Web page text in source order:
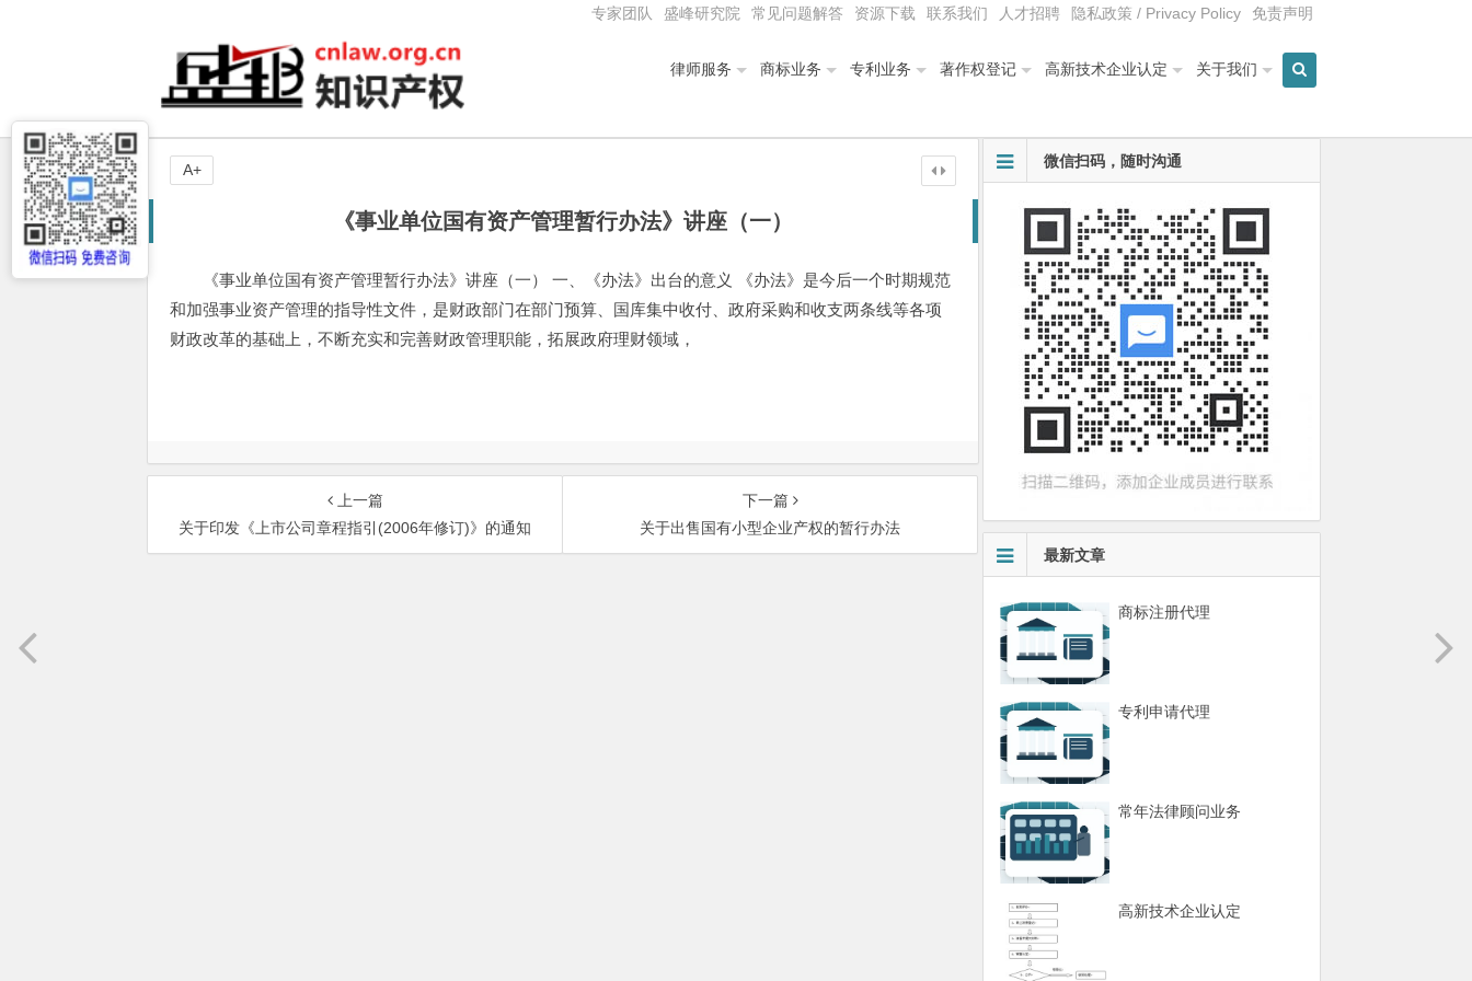
专家团队 盛峰研究院 常见问题解答 资源下载 联系我们 人才招聘 隐私政策 / Privacy Policy 免责声明
律师服务 商标业务 专利业务 著作权登记 高新技术企业认定 关于我们
《事业单位国有资产管理暂行办法》讲座（一）
《事业单位国有资产管理暂行办法》讲座（一） 一、《办法》出台的意义 《办法》是今后一个时期规范
和加强事业资产管理的指导性文件，是财政部门在部门预算、国库集中收付、政府采购和收支两条线等各项
财政改革的基础上，不断充实和完善财政管理职能，拓展政府理财领域，
A+
上一篇
关于印发《上市公司章程指引(2006年修订)》的通知
下一篇
关于出售国有小型企业产权的暂行办法
微信扫码，随时沟通
最新文章
商标注册代理
专利申请代理
常年法律顾问业务
高新技术企业认定